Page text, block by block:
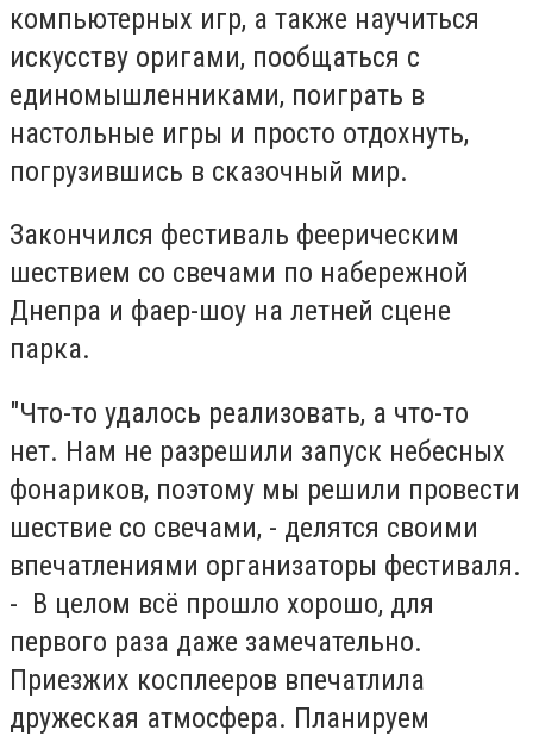
компьютерных игр, а также научиться
искусству оригами, пообщаться с
единомышленниками, поиграть в
настольные игры и просто отдохнуть,
погрузившись в сказочный мир.
Закончился фестиваль феерическим
шествием со свечами по набережной
Днепра и фаер-шоу на летней сцене
парка.
"Что-то удалось реализовать, а что-то
нет. Нам не разрешили запуск небесных
фонариков, поэтому мы решили провести
шествие со свечами, - делятся своими
впечатлениями организаторы фестиваля.
- В целом всё прошло хорошо, для
первого раза даже замечательно.
Приезжих косплееров впечатлила
дружеская атмосфера. Планируем